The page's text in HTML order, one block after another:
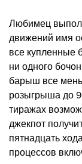
Любимец
движений имя
все купленные
ни одного
барыш все
розыгрыша до
тиражах
джекпот
пятнадцать
процессов